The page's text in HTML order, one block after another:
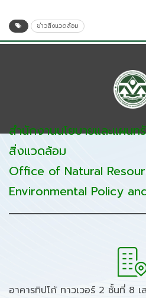
ข่าวสิ่งแวดล้อม
สำนักงานนโยบายและแผนท
สิ่งแวดล้อม
Office of Natural
Environmental Policy
อาคารทิปโก้ ทาวเวอร์ 2 ชั้นที่ 8 เ